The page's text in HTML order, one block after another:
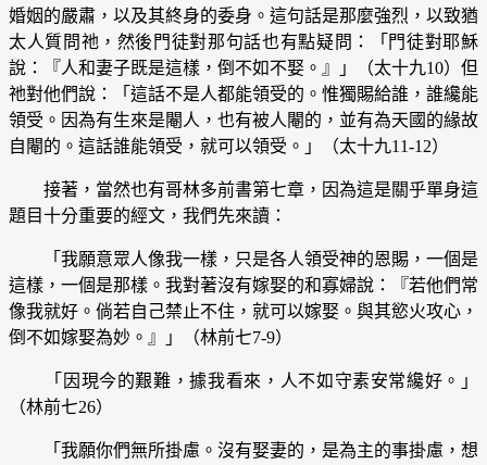
婚姻的嚴肅，以及其終身的委身。這句話是那麼強烈，以致猶
太人質問祂，然後門徒對那句話也有點疑問：「門徒對耶穌
說：『人和妻子既是這樣，倒不如不娶。』」（太十九10）但
祂對他們說：「這話不是人都能領受的。惟獨賜給誰，誰纔能
領受。因為有生來是閹人，也有被人閹的，並有為天國的緣故
自閹的。這話誰能領受，就可以領受。」（太十九11-12）
接著，當然也有哥林多前書第七章，因為這是關乎單身這
題目十分重要的經文，我們先來讀：
「我願意眾人像我一樣，只是各人領受神的恩賜，一個是
這樣，一個是那樣。我對著沒有嫁娶的和寡婦說：『若他們常
像我就好。倘若自己禁止不住，就可以嫁娶。與其慾火攻心，
倒不如嫁娶為妙。』」（林前七7-9）
「因現今的艱難，據我看來，人不如守素安常纔好。」
（林前七26）
「我願你們無所掛慮。沒有娶妻的，是為主的事掛慮，想